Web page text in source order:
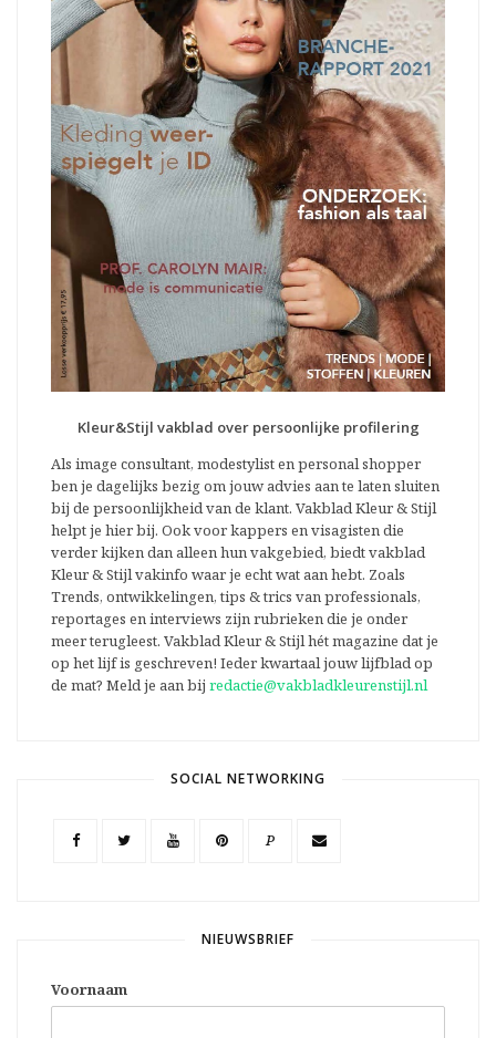
Kleur&Stijl vakblad over persoonlijke profilering
Als image consultant, modestylist en personal shopper
ben je dagelijks bezig om jouw advies aan te laten sluiten
bij de persoonlijkheid van de klant. Vakblad Kleur & Stijl
helpt je hier bij. Ook voor kappers en visagisten die
verder kijken dan alleen hun vakgebied, biedt vakblad
Kleur & Stijl vakinfo waar je echt wat aan hebt. Zoals
Trends, ontwikkelingen, tips & trics van professionals,
reportages en interviews zijn rubrieken die je onder
meer terugleest. Vakblad Kleur & Stijl hét magazine dat je
op het lijf is geschreven! Ieder kwartaal jouw lijfblad op
de mat? Meld je aan bij redactie@vakbladkleurenstijl.nl
SOCIAL NETWORKING
P
NIEUWSBRIEF
Voornaam